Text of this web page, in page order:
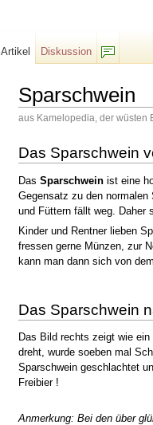
Sparschwein
aus Kamelopedia, der wüsten
Das Sparschwein
Das Sparschwein ist eine
Gegensatz zu den
und Füttern fällt weg. Daher
Kinder und Rentner lieben
fressen gerne Münzen, zur
kann man dann sich von
Das Sparschwein
Das Bild rechts zeigt wie
dreht, wurde soeben mal
Sparschwein geschlachtet
Freibier !
Anmerkung: Bei den über
Artikel
Diskussion